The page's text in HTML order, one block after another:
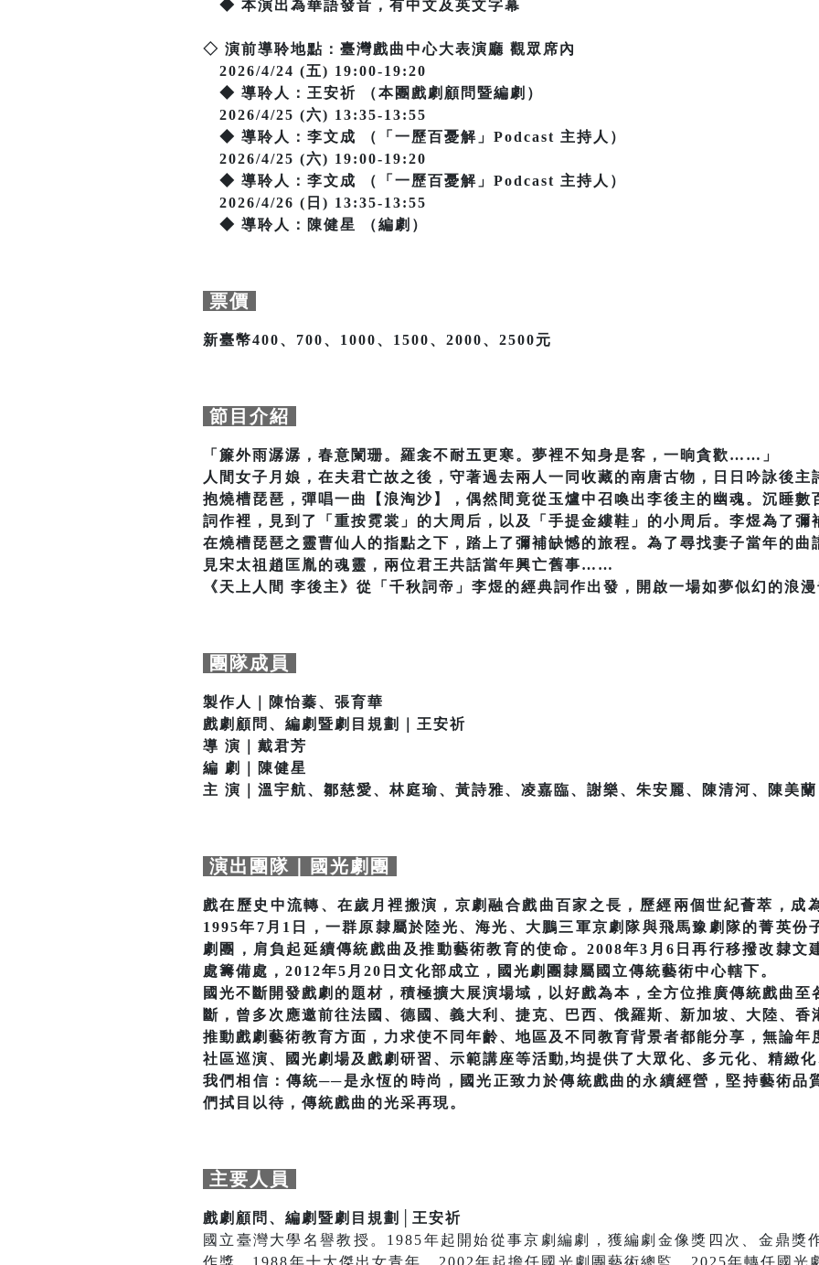
◆ 本演出為華語發音，有中文及英文字幕
◇ 演前導聆地點：臺灣戲曲中心大表演廳 觀眾席內
2026/4/24 (五) 19:00-19:20
◆ 導聆人：王安祈 （本團戲劇顧問暨編劇）
2026/4/25 (六) 13:35-13:55
◆ 導聆人：李文成 （「一歷百憂解」Podcast 主持人）
2026/4/25 (六) 19:00-19:20
◆ 導聆人：李文成 （「一歷百憂解」Podcast 主持人）
2026/4/26 (日) 13:35-13:55
◆ 導聆人：陳健星 （編劇）
票價
新臺幣400、700、1000、1500、2000、2500元
節目介紹
「簾外雨潺潺，春意闌珊。羅衾不耐五更寒。夢裡不知身是客，一晌貪歡……」
人間女子月娘，在夫君亡故之後，守著過去兩人一同收藏的南唐古物，日日吟詠後主
抱燒槽琵琶，彈唱一曲【浪淘沙】，偶然間竟從玉爐中召喚出李後主的幽魂。沉睡數
詞作裡，見到了「重按霓裳」的大周后，以及「手提金縷鞋」的小周后。李煜為了彌
在燒槽琵琶之靈曹仙人的指點之下，踏上了彌補缺憾的旅程。為了尋找妻子當年的曲
見宋太祖趙匡胤的魂靈，兩位君王共話當年興亡舊事……
《天上人間 李後主》從「千秋詞帝」李煜的經典詞作出發，開啟一場如夢似幻的浪漫
團隊成員
製作人｜陳怡蓁、張育華
戲劇顧問、編劇暨劇目規劃｜王安祈
導 演｜戴君芳
編 劇｜陳健星
主 演｜溫宇航、鄒慈愛、林庭瑜、黃詩雅、凌嘉臨、謝樂、朱安麗、陳清河、陳美蘭
演出團隊｜國光劇團
戲在歷史中流轉、在歲月裡搬演，京劇融合戲曲百家之長，歷經兩個世紀薈萃，成
1995年7月1日，一群原隸屬於陸光、海光、大鵬三軍京劇隊與飛馬豫劇隊的菁英份
劇團，肩負起延續傳統戲曲及推動藝術教育的使命。2008年3月6日再行移撥改隸文
處籌備處，2012年5月20日文化部成立，國光劇團隸屬國立傳統藝術中心轄下。
國光不斷開發戲劇的題材，積極擴大展演場域，以好戲為本，全方位推廣傳統戲曲至
斷，曾多次應邀前往法國、德國、義大利、捷克、巴西、俄羅斯、新加坡、大陸、香
推動戲劇藝術教育方面，力求使不同年齡、地區及不同教育背景者都能分享，無論年
社區巡演、國光劇場及戲劇研習、示範講座等活動,均提供了大眾化、多元化、精緻化
我們相信：傳統──是永恆的時尚，國光正致力於傳統戲曲的永續經營，堅持藝術品
們拭目以待，傳統戲曲的光采再現。
主要人員
戲劇顧問、編劇暨劇目規劃│王安祈
國立臺灣大學名譽教授。1985年起開始從事京劇編劇，獲編劇金像獎四次、金鼎獎